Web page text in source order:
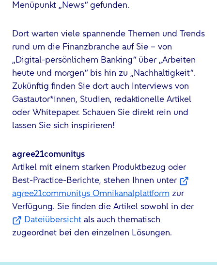
Menüpunkt „News“ gefunden.
Dort warten viele spannende Themen und Trends
rund um die Finanzbranche auf Sie – von
„Digital-persönlichem Banking“ über „Arbeiten
heute und morgen“ bis hin zu „Nachhaltigkeit“.
Zukünftig finden Sie dort auch Interviews von
Gastautor*innen, Studien, redaktionelle Artikel
oder Whitepaper. Schauen Sie direkt rein und
lassen Sie sich inspirieren!
agree21comunitys
Artikel mit einem starken Produktbezug oder
Best-Practice-Berichte, stehen Ihnen unter
agree21communitys Omnikanalplattform zur
Verfügung. Sie finden die Artikel sowohl in der
Dateiübersichtals auch thematisch
zugeordnet bei den einzelnen Lösungen.